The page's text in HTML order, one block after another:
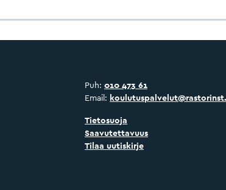
Puh: 010 473 61
Email:
Tietosuoja
Saavutettavuus
Tilaa uutiskirje